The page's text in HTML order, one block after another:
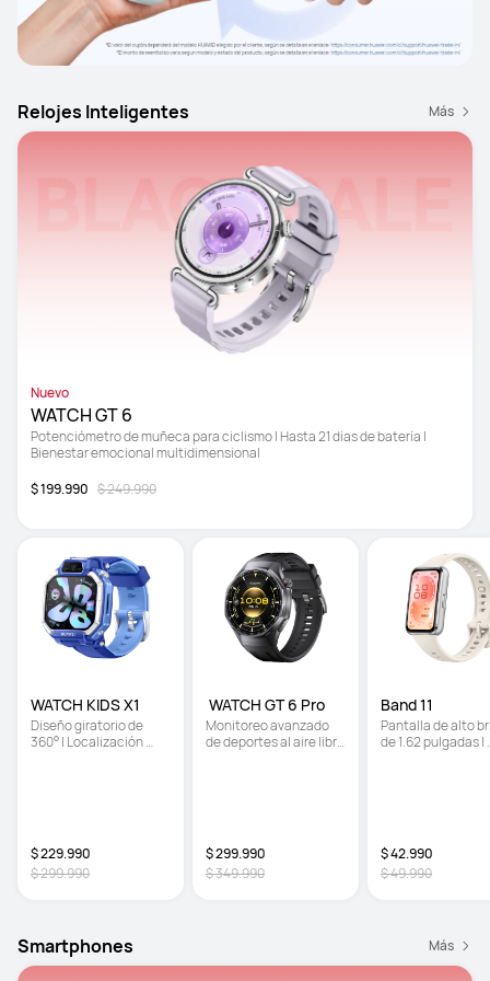
Relojes Inteligentes Más
Nuevo
WATCH GT 6
Potenciómetro de muñeca para ciclismo | Hasta 21 días de batería |
Bienestar emocional multidimensional
$ 199.990 $ 249.990
WATCH KIDS X1
Diseño giratorio de
360° | Localización
$ 229.990
$ 299.990
WATCH GT 6 Pro
Monitoreo avanzado
de deportes al aire libre
$ 299.990
$ 349.990
Band 11
Pantalla de alto
de 1.62 pulgadas |
$ 42.990
$ 49.990
Smartphones Más